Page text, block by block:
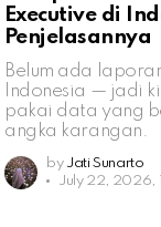
Executive di
Penjelasannya
Belum ada
Indonesia — jadi
pakai data yang
angka karangan.
by Jati Sunarto
July 22, 2026,